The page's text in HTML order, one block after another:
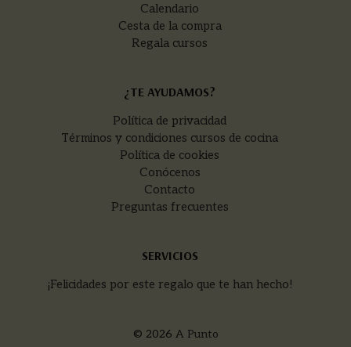
Calendario
Cesta de la compra
Regala cursos
¿TE AYUDAMOS?
Política de privacidad
Términos y condiciones cursos de cocina
Política de cookies
Conócenos
Contacto
Preguntas frecuentes
SERVICIOS
¡Felicidades por este regalo que te han hecho!
© 2026 A Punto